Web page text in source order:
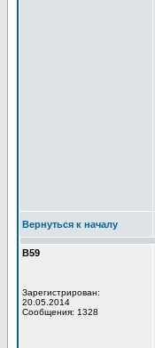
Вернуться к началу
В59
Зарегистрирован:
20.05.2014
Сообщения: 1328